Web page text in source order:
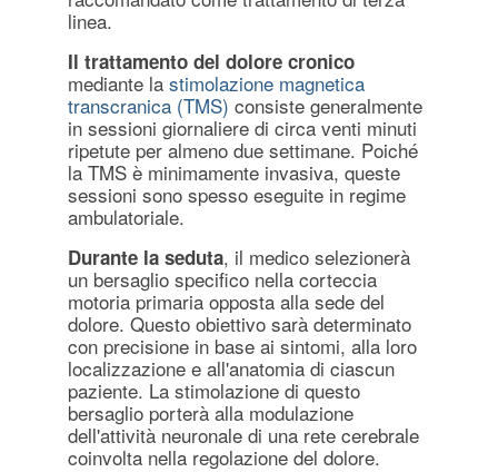
linea.
Il trattamento del dolore cronico
mediante lastimolazione magnetica
transcranica (TMS) consiste generalmente
in sessioni giornaliere di circa venti minuti
ripetute per almeno due settimane. Poiché
la TMS è minimamente invasiva, queste
sessioni sono spesso eseguite in regime
ambulatoriale.
Durante la seduta, il medico selezionerà
un bersaglio specifico nella corteccia
motoria primaria opposta alla sede del
dolore. Questo obiettivo sarà determinato
con precisione in base ai sintomi, alla loro
localizzazione e all'anatomia di ciascun
paziente. La stimolazione di questo
bersaglio porterà alla modulazione
dell'attività neuronale di una rete cerebrale
coinvolta nella regolazione del dolore.